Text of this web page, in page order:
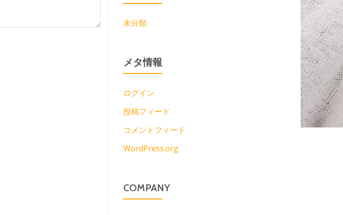
未分類
メタ情報
ログイン
投稿フィード
コメントフィード
WordPress.org
COMPANY